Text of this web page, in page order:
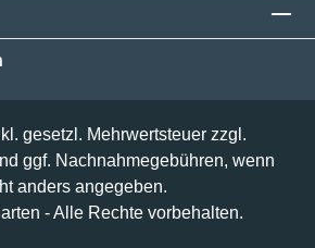
gesetzl. Mehrwertsteuer zzgl.
ggf. Nachnahmegebühren, wenn
anders angegeben.
- Alle Rechte vorbehalten.